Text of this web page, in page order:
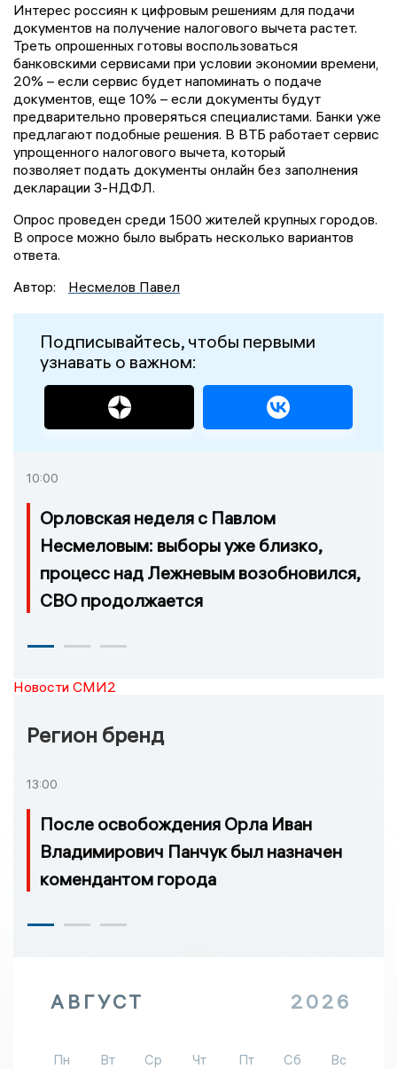
Интерес россиян к цифровым решениям для подачи
документов на получение налогового вычета растет.
Треть опрошенных готовы воспользоваться
банковскими сервисами при условии экономии времени,
20% – если сервис будет напоминать о подаче
документов, еще 10% – если документы будут
предварительно проверяться специалистами. Банки уже
предлагают подобные решения. В ВТБ работает сервис
упрощенного налогового вычета, который
позволяет подать документы онлайн без заполнения
декларации 3-НДФЛ.
Опрос проведен среди 1500 жителей крупных городов.
В опросе можно было выбрать несколько вариантов
ответа.
Автор:
Несмелов Павел
Подписывайтесь, чтобы первыми
узнавать о важном:
10:00
Орловская неделя с Павлом
Несмеловым: выборы уже близко,
процесс над Лежневым возобновился,
СВО продолжается
Новости СМИ2
Регион бренд
13:00
После освобождения Орла Иван
Владимирович Панчук был назначен
комендантом города
АВГУСТ 2026
Пн Вт Ср Чт Пт Сб
Вс